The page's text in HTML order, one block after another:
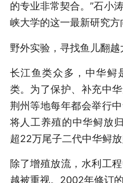
的专业非常契合。”石小
峡大学的这一最新研究方
野外实验，寻找鱼儿翻
长江鱼类众多，中华鲟
类。为了保护、补充中
荆州等地每年都会举行
将人工养殖的中华鲟放
超22万尾子二代中华鲟放
除了增殖放流，水利工
越被重视。2002年修订